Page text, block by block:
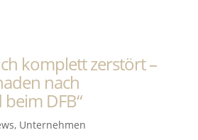
komplett zerstört –
nach
DFB“
, Unternehmen